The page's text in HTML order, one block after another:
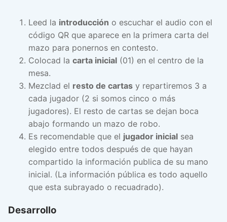
Leed la introducción o escuchar el audio con el
código QR que aparece en la primera carta del
mazo para ponernos en contesto.
Colocad la carta inicial (01) en el centro de la
mesa.
Mezclad el resto de cartas y repartiremos 3 a
cada jugador (2 si somos cinco o más
jugadores). El resto de cartas se dejan boca
abajo formando un mazo de robo.
Es recomendable que el jugador inicial sea
elegido entre todos después de que hayan
compartido la información publica de su mano
inicial. (La información pública es todo aquello
que esta subrayado o recuadrado).
Desarrollo